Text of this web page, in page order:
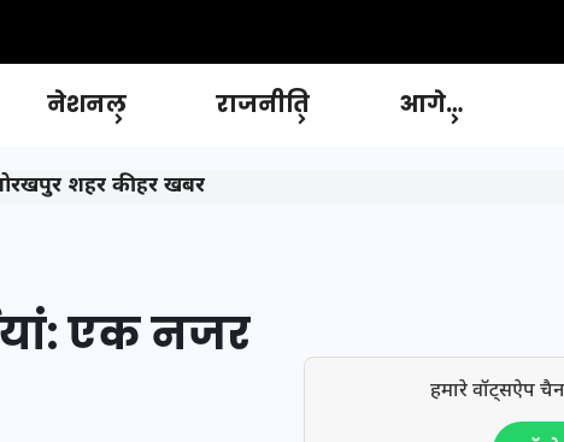
नेशनल राजनीति आगे…
शहर की हर खबर
एक नजर
हमारे वॉट्सऐप